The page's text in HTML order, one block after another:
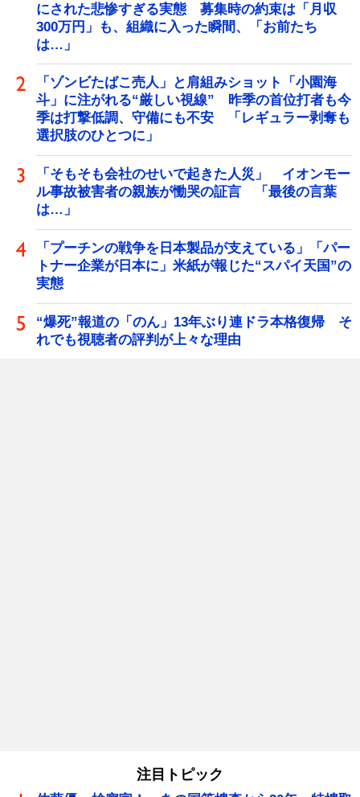
にされた悲惨すぎる実態 募集時の約束は「月収
300万円」も、組織に入った瞬間、「お前たち
は…」
「ゾンビたばこ売人」と肩組みショット「小園海
斗」に注がれる“厳しい視線” 昨季の首位打者も今
季は打撃低調、守備にも不安 「レギュラー剥奪も
選択肢のひとつに」
「そもそも会社のせいで起きた人災」 イオンモー
ル事故被害者の親族が慟哭の証言 「最後の言葉
は…」
「プーチンの戦争を日本製品が支えている」「パー
トナー企業が日本に」米紙が報じた“スパイ天国”の
実態
“爆死”報道の「のん」13年ぶり連ドラ本格復帰 そ
れでも視聴者の評判が上々な理由
注目トピック